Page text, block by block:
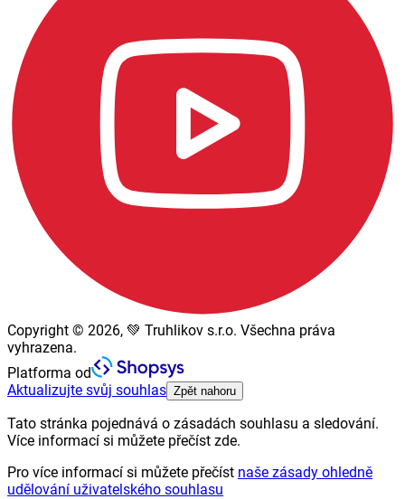
Copyright © 2026, 💚 Truhlikov s.r.o. Všechna práva
vyhrazena.
Platforma od
Aktualizujte svůj souhlas Zpět nahoru
Tato stránka pojednává o zásadách souhlasu a sledování.
Více informací si můžete přečíst zde.
Pro více informací si můžete přečíst naše zásady ohledně
udělování uživatelského souhlasu